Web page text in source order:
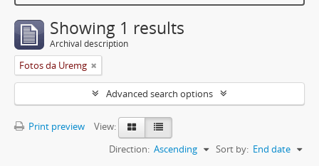
Showing 1 results
Archival description
Fotos da Uremg
Advanced search options
Print preview
View:
Sort by: End date
Direction: Ascending